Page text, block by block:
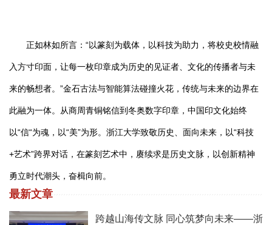
正如林如所言：“以篆刻为载体，以科技为助力，将校史校情融
入方寸印面，让每一枚印章成为历史的见证者、文化的传播者与未
来的畅想者。”金石古法与智能算法碰撞火花，传统与未来的边界在
此融为一体。从商周青铜铭信到冬奥数字印章，中国印文化始终
以“信“为魂，以“美”为形。浙江大学致敬历史、面向未来，以“科技
+艺术”跨界对话，在篆刻艺术中，赓续求是历史文脉，以创新精神
勇立时代潮头，奋楫向前。
最新文章
跨越山海传文脉 同心筑梦向未来——浙